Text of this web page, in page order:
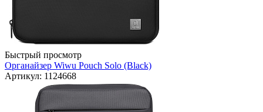
Быстрый просмотр
Органайзер Wiwu Pouch Solo (Black)
Артикул: 1124668